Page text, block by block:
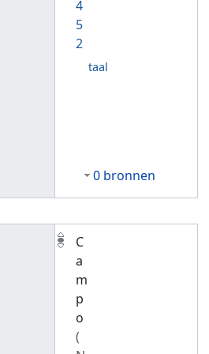
4
5
2
taal
0 bronnen
C
a
m
p
o
(